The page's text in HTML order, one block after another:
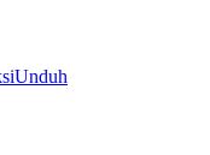
Unduh